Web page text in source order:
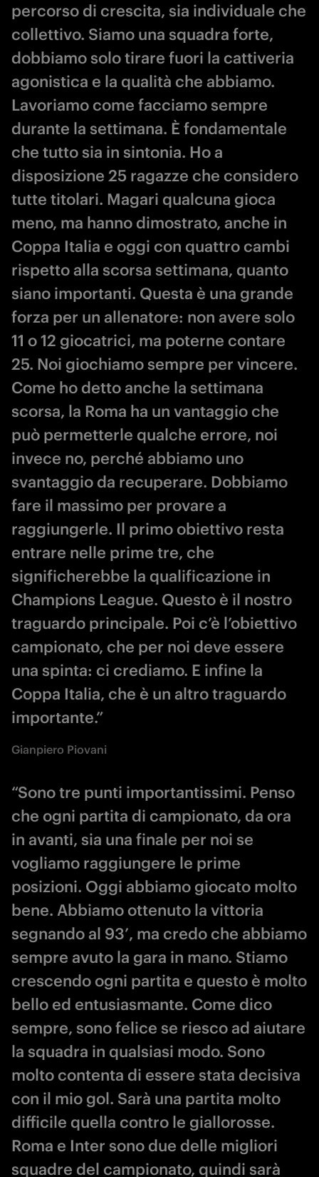
percorso di crescita, sia individuale che
collettivo. Siamo una squadra forte,
dobbiamo solo tirare fuori la cattiveria
agonistica e la qualità che abbiamo.
Lavoriamo come facciamo sempre
durante la settimana. È fondamentale
che tutto sia in sintonia. Ho a
disposizione 25 ragazze che considero
tutte titolari. Magari qualcuna gioca
meno, ma hanno dimostrato, anche in
Coppa Italia e oggi con quattro cambi
rispetto alla scorsa settimana, quanto
siano importanti. Questa è una grande
forza per un allenatore: non avere solo
11 o 12 giocatrici, ma poterne contare
25. Noi giochiamo sempre per vincere.
Come ho detto anche la settimana
scorsa, la Roma ha un vantaggio che
può permetterle qualche errore, noi
invece no, perché abbiamo uno
svantaggio da recuperare. Dobbiamo
fare il massimo per provare a
raggiungerle. Il primo obiettivo resta
entrare nelle prime tre, che
significherebbe la qualificazione in
Champions League. Questo è il nostro
traguardo principale. Poi c’è l’obiettivo
campionato, che per noi deve essere
una spinta: ci crediamo. E infine la
Coppa Italia, che è un altro traguardo
importante.”
Gianpiero Piovani
“Sono tre punti importantissimi. Penso
che ogni partita di campionato, da ora
in avanti, sia una finale per noi se
vogliamo raggiungere le prime
posizioni. Oggi abbiamo giocato molto
bene. Abbiamo ottenuto la vittoria
segnando al 93’, ma credo che abbiamo
sempre avuto la gara in mano. Stiamo
crescendo ogni partita e questo è molto
bello ed entusiasmante. Come dico
sempre, sono felice se riesco ad aiutare
la squadra in qualsiasi modo. Sono
molto contenta di essere stata decisiva
con il mio gol. Sarà una partita molto
difficile quella contro le giallorosse.
Roma e Inter sono due delle migliori
squadre del campionato, quindi sarà